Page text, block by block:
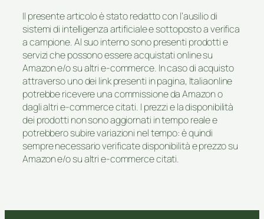
Il presente articolo è stato redatto con l’ausilio di
sistemi di intelligenza artificiale e sottoposto a verifica
a campione. Al suo interno sono presenti prodotti e
servizi che possono essere acquistati online su
Amazon e/o su altri e-commerce. In caso di acquisto
attraverso uno dei link presenti in pagina, Italiaonline
potrebbe ricevere una commissione da Amazon o
dagli altri e-commerce citati. I prezzi e la disponibilità
dei prodotti non sono aggiornati in tempo reale e
potrebbero subire variazioni nel tempo: è quindi
sempre necessario verificate disponibilità e prezzo su
Amazon e/o su altri e-commerce citati.